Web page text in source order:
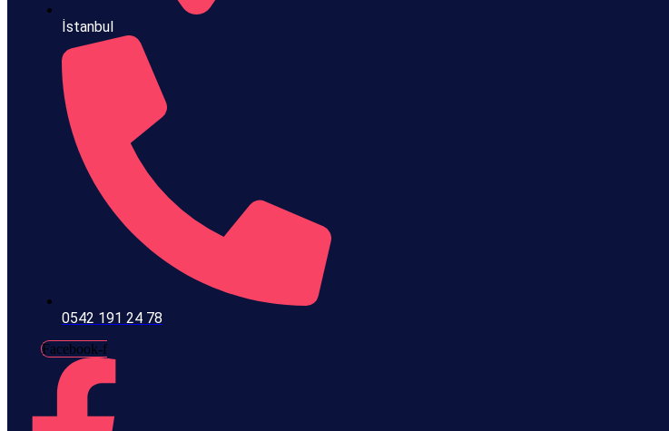
İstanbul
0542 191 24 78
Facebook-f